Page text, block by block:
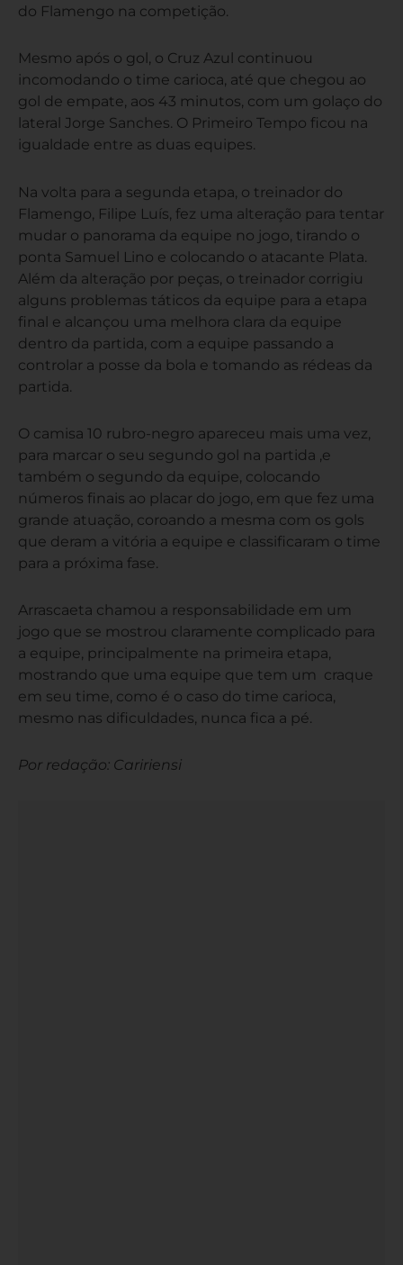
do Flamengo na competição.
Mesmo após o gol, o Cruz Azul continuou
incomodando o time carioca, até que chegou ao
gol de empate, aos 43 minutos, com um golaço do
lateral Jorge Sanches. O Primeiro Tempo ficou na
igualdade entre as duas equipes.
Na volta para a segunda etapa, o treinador do
Flamengo, Filipe Luís, fez uma alteração para tentar
mudar o panorama da equipe no jogo, tirando o
ponta Samuel Lino e colocando o atacante Plata.
Além da alteração por peças, o treinador corrigiu
alguns problemas táticos da equipe para a etapa
final e alcançou uma melhora clara da equipe
dentro da partida, com a equipe passando a
controlar a posse da bola e tomando as rédeas da
partida.
O camisa 10 rubro-negro apareceu mais uma vez,
para marcar o seu segundo gol na partida ,e
também o segundo da equipe, colocando
números finais ao placar do jogo, em que fez uma
grande atuação, coroando a mesma com os gols
que deram a vitória a equipe e classificaram o time
para a próxima fase.
Arrascaeta chamou a responsabilidade em um
jogo que se mostrou claramente complicado para
a equipe, principalmente na primeira etapa,
mostrando que uma equipe que tem um craque
em seu time, como é o caso do time carioca,
mesmo nas dificuldades, nunca fica a pé.
Por redação: Caririensi